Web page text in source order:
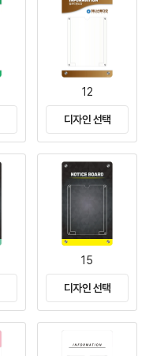
12
디자인 선택
15
디자인 선택